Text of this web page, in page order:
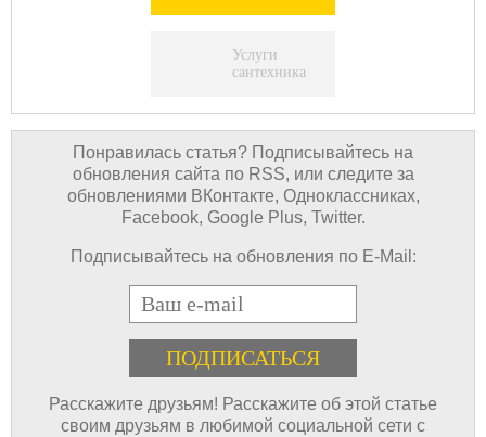
Услуги
сантехника
Понравилась статья? Подписывайтесь на
обновления сайта по RSS, или следите за
обновлениями ВКонтакте, Одноклассниках,
Facebook, Google Plus, Twitter.
Подписывайтесь на обновления по E-Mail:
E-mail
Расскажите друзьям! Расскажите об этой статье
своим друзьям в любимой социальной сети с